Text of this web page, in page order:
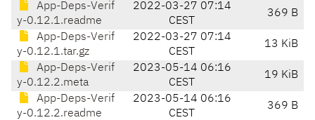
App-Deps-Verif
y-0.12.1.readme
2022-03-27 07:14
CEST
369 B
App-Deps-Verif
y-0.12.1.tar.gz
2022-03-27 07:14
CEST
13 KiB
App-Deps-Verif
y-0.12.2.meta
2023-05-14 06:16
CEST
19 KiB
App-Deps-Verif
y-0.12.2.readme
2023-05-14 06:16
CEST
369 B